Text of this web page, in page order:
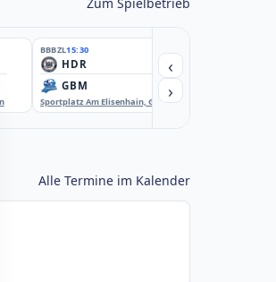
Zum Spielbetrieb
BBBZL15:30
HDR
GBM
Sportplatz Am Elisenhain, Greifswald-Eldena
Förde Ballpark (Kilia-
‹
›
Alle Termine im Kalender